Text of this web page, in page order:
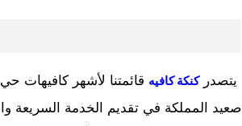
يتصدركنكة كافيه قائمتنا لأشهر كافيهات
صعيد المملكة في تقديم الخدمة السريعة